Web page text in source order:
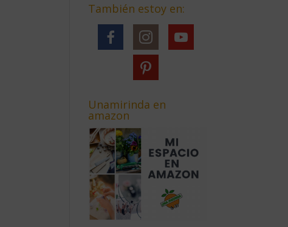
También estoy en:
Unamirinda en
amazon